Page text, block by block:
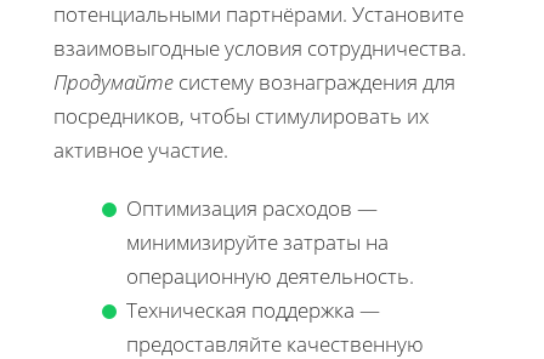
потенциальными партнёрами. Установите
взаимовыгодные условия сотрудничества.
Продумайте систему вознаграждения для
посредников, чтобы стимулировать их
активное участие.
Оптимизация расходов —
минимизируйте затраты на
операционную деятельность.
Техническая поддержка —
предоставляйте качественную